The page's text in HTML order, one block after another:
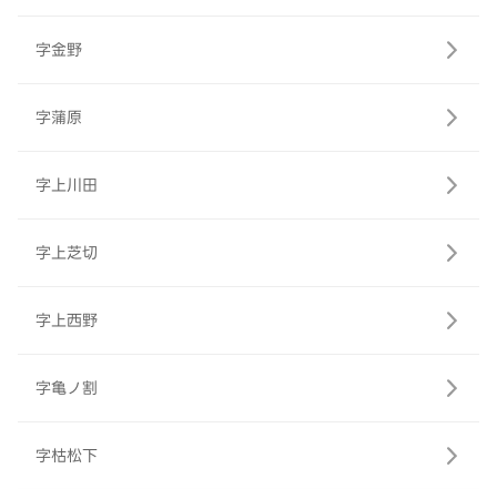
字金野
字蒲原
字上川田
字上芝切
字上西野
字亀ノ割
字枯松下